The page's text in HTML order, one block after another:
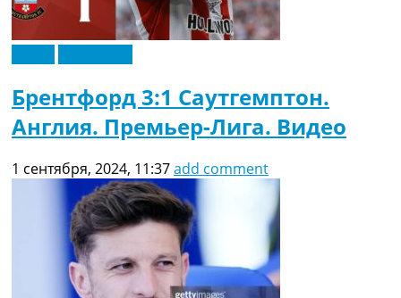
Брентфорд 3:1 Саутгемптон.
Англия. Премьер-Лига. Видео
1 сентября, 2024, 11:37add comment